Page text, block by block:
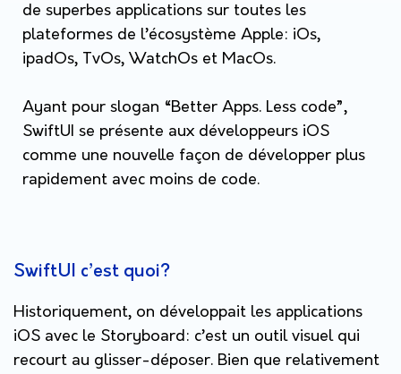
de superbes applications sur toutes les
plateformes de l’écosystème Apple: iOs,
ipadOs, TvOs, WatchOs et MacOs.
Ayant pour slogan “Better Apps. Less code”,
SwiftUI se présente aux développeurs iOS
comme une nouvelle façon de développer plus
rapidement avec moins de code.
SwiftUI c’est quoi?
Historiquement, on développait les applications
iOS avec le Storyboard: c’est un outil visuel qui
recourt au glisser-déposer. Bien que relativement